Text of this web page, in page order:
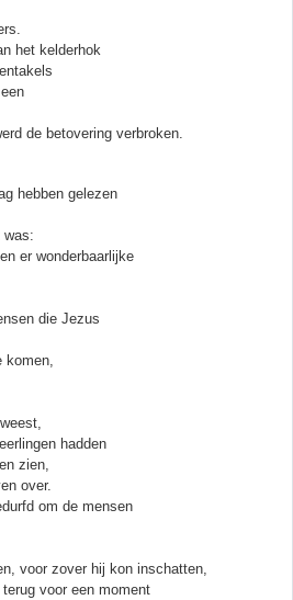
het kelderhok
de betovering verbroken.
hebben gelezen
was:
er wonderbaarlijke
die Jezus
hadden
zien,
over.
om de mensen
voor zover hij kon inschatten,
voor een moment